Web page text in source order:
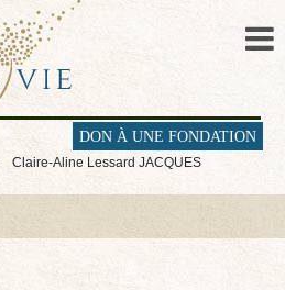
DON À UNE FONDATION
Claire-Aline Lessard JACQUES